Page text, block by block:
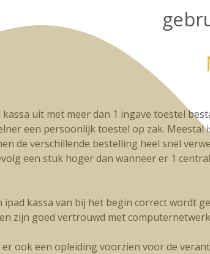
uit met meer dan 1 ingave toestel
een persoonlijk toestel op zak. Meestal
de verschillende bestelling heel snel
een stuk hoger dan wanneer er 1
kassa van bij het begin correct wordt
zijn goed vertrouwd met
ook een opleiding voorzien voor de